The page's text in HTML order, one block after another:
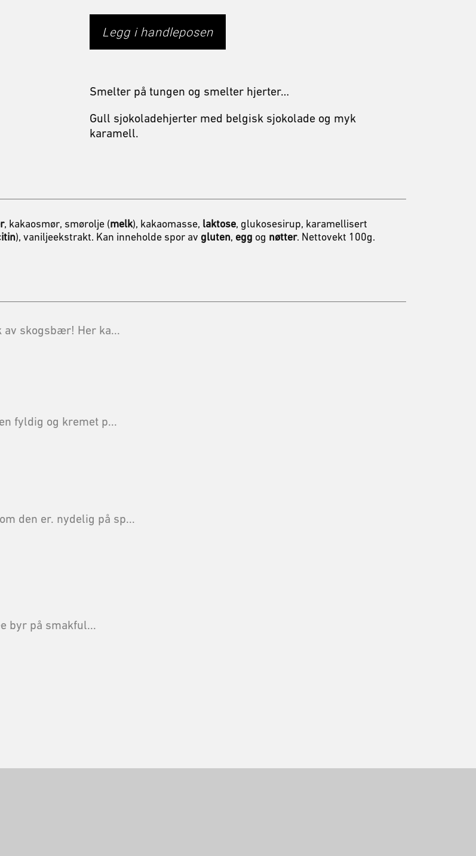
Legg i handleposen
Smelter på tungen og smelter hjerter…
Gull sjokoladehjerter med belgisk sjokolade og myk
karamell.
, kakaosmør, smørolje (melk), kakaomasse, laktose, glukosesirup, karamellisert
), vaniljeekstrakt. Kan inneholde spor av gluten, egg og nøtter. Nettovekt 100g.
av skogsbær! Her ka...
fyldig og kremet p...
den er. nydelig på sp...
byr på smakful...